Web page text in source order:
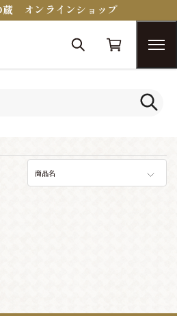
オンラインショップ
商品名